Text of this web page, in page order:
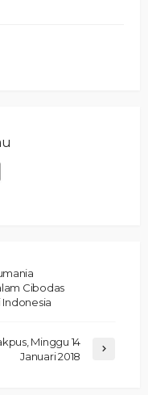
Cibodas
Minggu 14
Januari 2018